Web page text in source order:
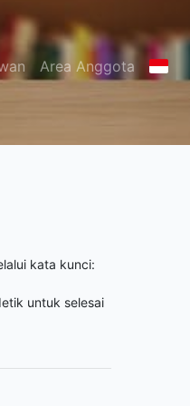
Area Anggota
kata kunci:
untuk selesai